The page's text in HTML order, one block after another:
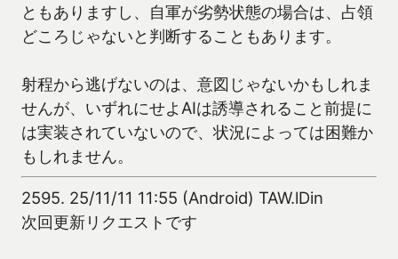
ともありますし、自軍が劣勢状態の場合は、占領
どころじゃないと判断することもあります。
射程から逃げないのは、意図じゃないかもしれま
せんが、いずれにせよAIは誘導されること前提に
は実装されていないので、状況によっては困難か
もしれません。
2595. 25/11/11 11:55 (Android) TAW.lDin
次回更新リクエストです